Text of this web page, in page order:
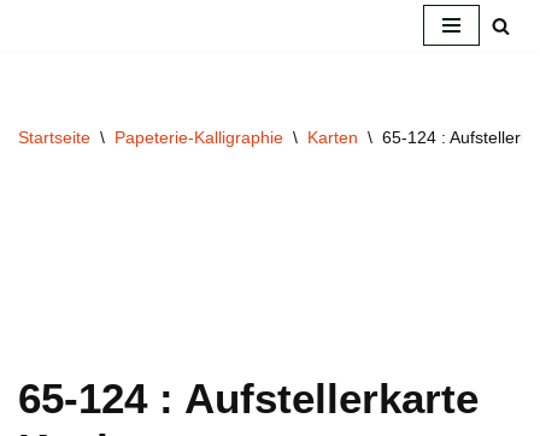
Startseite \ Papeterie-Kalligraphie \ Karten \ 65-124 :
65-124 : Aufstellerkarte